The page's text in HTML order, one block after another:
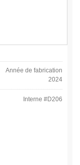
Année de fabrication
2024
Interne #D206